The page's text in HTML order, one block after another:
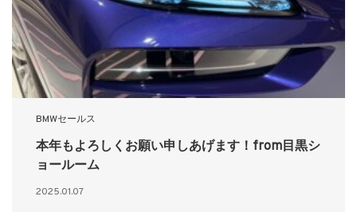
BMWセールス
本年もよろしくお願い申しあげます！from目黒シ
ョールーム
2025.01.07